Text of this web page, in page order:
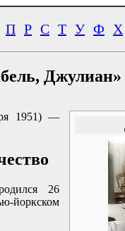
П Р С Т У Ф Х
Джулиан»
1951) —
26
йоркском